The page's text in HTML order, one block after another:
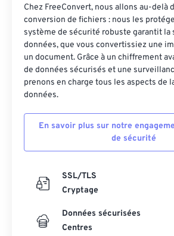
Chez FreeConvert, nous allons au-delà
conversion de fichiers : nous les
système de sécurité robuste garantit la
données, que vous convertissiez une
un document. Grâce à un chiffrement
de données sécurisés et une
prenons en charge tous les aspects de
données.
En savoir plus sur notre
de sécurité
SSL/TLS
Cryptage
Données sécurisées
Centres